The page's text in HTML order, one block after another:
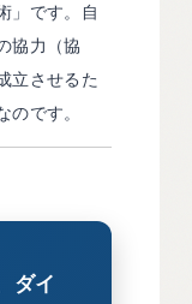
」です。自
協力（協
立させるた
のです。
ダイ